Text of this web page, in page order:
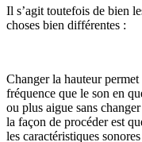
Il s’agit toutefois de bien
choses bien différentes :
Changer la hauteur
fréquence que le son en
ou plus aigue sans
la façon de procéder est
les caractéristiques